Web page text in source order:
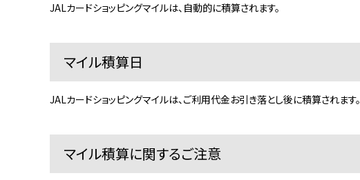
JALカードショッピングマイルは、自動的に積算されます。
マイル積算日
JALカードショッピングマイルは、ご利用代金お引き落とし後に積算されます。
マイル積算に関するご注意